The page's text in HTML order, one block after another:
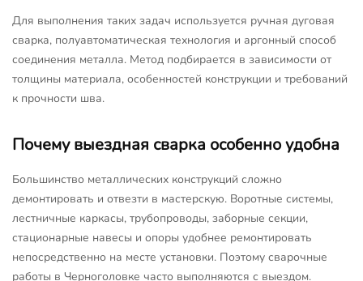
Для выполнения таких задач используется ручная дуговая
сварка, полуавтоматическая технология и аргонный способ
соединения металла. Метод подбирается в зависимости от
толщины материала, особенностей конструкции и требований
к прочности шва.
Почему выездная сварка особенно удобна
Большинство металлических конструкций сложно
демонтировать и отвезти в мастерскую. Воротные системы,
лестничные каркасы, трубопроводы, заборные секции,
стационарные навесы и опоры удобнее ремонтировать
непосредственно на месте установки. Поэтому сварочные
работы в Черноголовке часто выполняются с выездом.